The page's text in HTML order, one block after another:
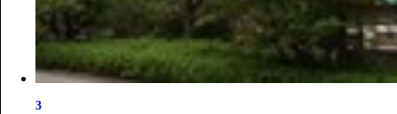
3